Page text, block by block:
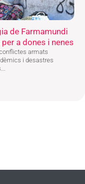
de Farmamundi
a dones i nenes
armats
i desastres